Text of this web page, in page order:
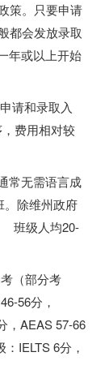
策。只要申请
都会发放录取
年或以上开始
请和录取入
费用相对较
常无需语言成
。除维州政府
班级人均20-
（部分考
56分，
，AEAS 57-66
IELTS 6分，